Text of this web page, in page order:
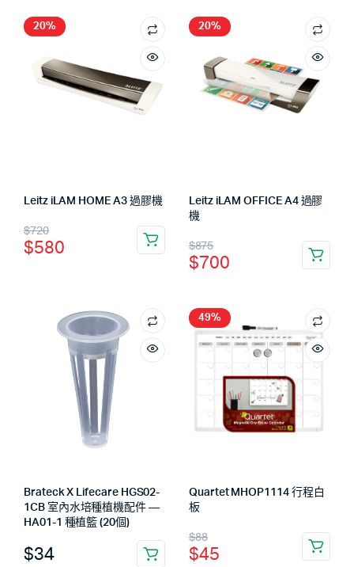
20%
Leitz iLAM HOME A3 過膠機
$720
$580
20%
Leitz iLAM OFFICE A4 過膠
機
$875
$700
Brateck X Lifecare HGS02-
1CB 室內水培種植機配件 —
HA01-1 種植籃 (20個)
$34
49%
Quartet MHOP1114 行程白
板
$88
$45